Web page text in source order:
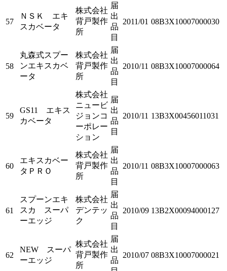
57
ＮＳＫ エキ
スカベータ
株式会社
背戸製作
所
届
出
品
目
2011/01 08B3X10007000030
58
丸森式スプー
ンエキスカベ
ータ
株式会社
背戸製作
所
届
出
品
目
2010/11 08B3X10007000064
59
GS11 エキス
カベータ
株式会社
ニュービ
ジョンコ
ーポレー
ション
届
出
品
目
2010/11 13B3X00456011031
60
エキスカベー
タＰＲＯ
株式会社
背戸製作
所
届
出
品
目
2010/11 08B3X10007000063
61
スプーンエキ
スカ スーパ
ーエッジ
株式会社
デンテッ
ク
届
出
品
目
2010/09 13B2X00094000127
62
NEW スーパ
ーエッジ
株式会社
背戸製作
所
届
出
品
2010/07 08B3X10007000021